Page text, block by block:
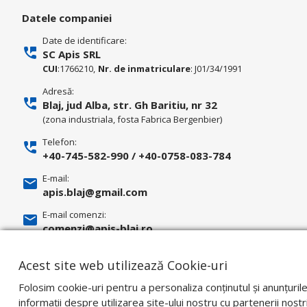
Datele companiei
Date de identificare:
SC Apis SRL
CUI:1766210, Nr. de inmatriculare: J01/34/1991
Adresă:
Blaj, jud Alba, str. Gh Baritiu, nr 32
(zona industriala, fosta Fabrica Bergenbier)
Telefon:
+40-745-582-990 / +40-0758-083-784
E-mail:
apis.blaj@gmail.com
E-mail comenzi:
comenzi@apis-blaj.ro
facturari@apis-blaj.ro
Acest site web utilizează Cookie-uri
Folosim cookie-uri pentru a personaliza conținutul și
informații despre utilizarea site-ului nostru cu partenerii